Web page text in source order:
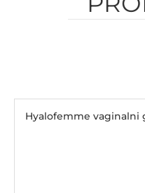
Hyalofemme vaginalni